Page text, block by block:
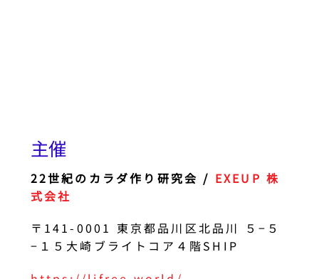
主催
22世紀のカラダ作り研究会 / EXEUP 株
式会社
〒141-0001 東京都品川区北品川 ５−５
−１５大崎ブライトコア４階SHIP